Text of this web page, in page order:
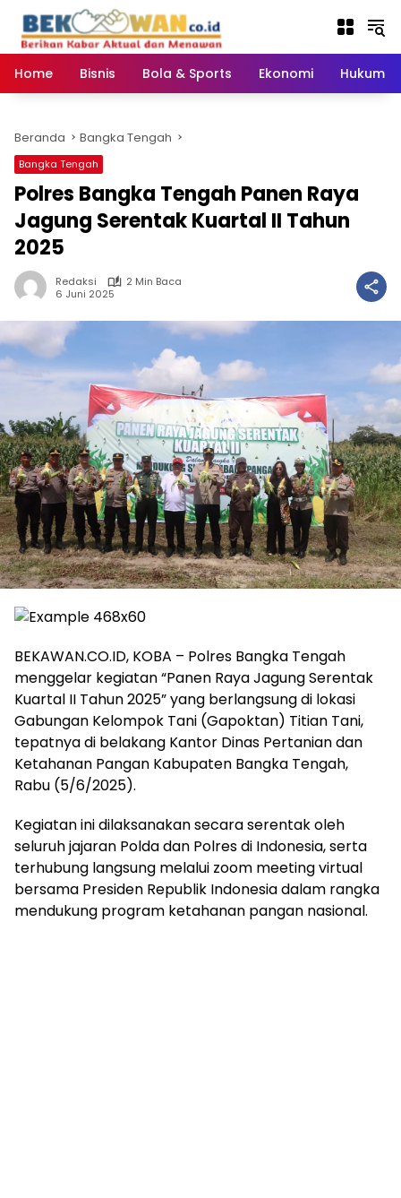
konten
Home
Bisnis Bola & Sports Ekonomi Hukum
Beranda Bangka Tengah
Bangka Tengah
Polres Bangka Tengah Panen Raya
Jagung Serentak Kuartal II Tahun
2025
Redaksi
2 Min Baca
6 Juni 2025
BEKAWAN.CO.ID, KOBA – Polres Bangka Tengah
menggelar kegiatan “Panen Raya Jagung Serentak
Kuartal II Tahun 2025” yang berlangsung di lokasi
Gabungan Kelompok Tani (Gapoktan) Titian Tani,
tepatnya di belakang Kantor Dinas Pertanian dan
Ketahanan Pangan Kabupaten Bangka Tengah,
Rabu (5/6/2025).
Kegiatan ini dilaksanakan secara serentak oleh
seluruh jajaran Polda dan Polres di Indonesia, serta
terhubung langsung melalui zoom meeting virtual
bersama Presiden Republik Indonesia dalam rangka
mendukung program ketahanan pangan nasional.